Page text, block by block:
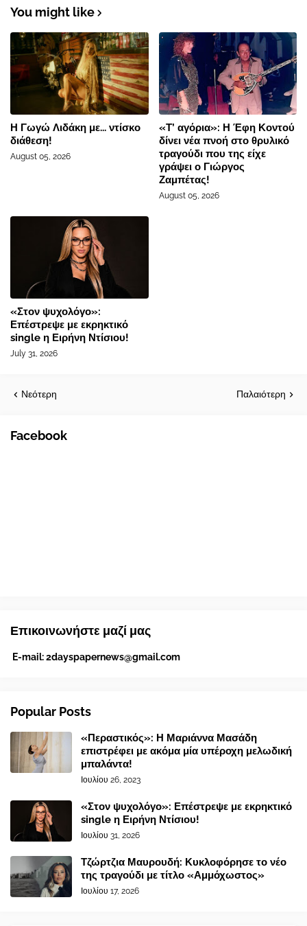
You might like
Η Γωγώ Λιδάκη με... ντίσκο
διάθεση!
August 05, 2026
«Τ’ αγόρια»: Η Έφη Κοντού
δίνει νέα πνοή στο θρυλικό
τραγούδι που της είχε
γράψει ο Γιώργος
Ζαμπέτας!
August 05, 2026
«Στον ψυχολόγο»:
Επέστρεψε με εκρηκτικό
single η Ειρήνη Ντίσιου!
July 31, 2026
Νεότερη Παλαιότερη
Facebook
Επικοινωνήστε μαζί μας
E-mail:2dayspapernews@gmail.com
Popular Posts
«Περαστικός»: Η Μαριάννα Μασάδη
επιστρέφει με ακόμα μία υπέροχη μελωδική
μπαλάντα!
Ιουλίου 26, 2023
«Στον ψυχολόγο»: Επέστρεψε με εκρηκτικό
single η Ειρήνη Ντίσιου!
Ιουλίου 31, 2026
Τζώρτζια Μαυρουδή: Κυκλοφόρησε το νέο
της τραγούδι με τίτλο «Αμμόχωστος»
Ιουλίου 17, 2026